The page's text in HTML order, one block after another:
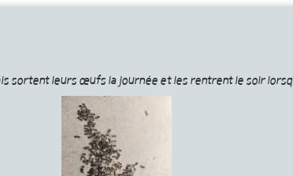
sortent leurs œufs la journée et les rentrent le soir